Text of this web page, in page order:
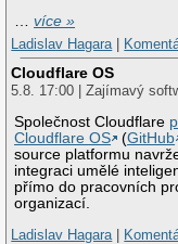
…více »
Ladislav Hagara|
Cloudflare OS
5.8. 17:00 | Zajímavý
Společnost Cloudflare
Cloudflare OS
(GitHub
source platformu
integraci umělé
přímo do pracovních
organizací.
Ladislav Hagara|